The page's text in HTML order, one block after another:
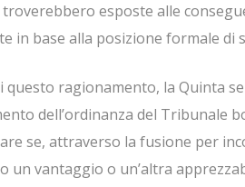
esposte alle
in base alla posizione formale
questo ragionamento, la Quinta
dell’ordinanza del Tribunale
se, attraverso la fusione per
un vantaggio o un’altra